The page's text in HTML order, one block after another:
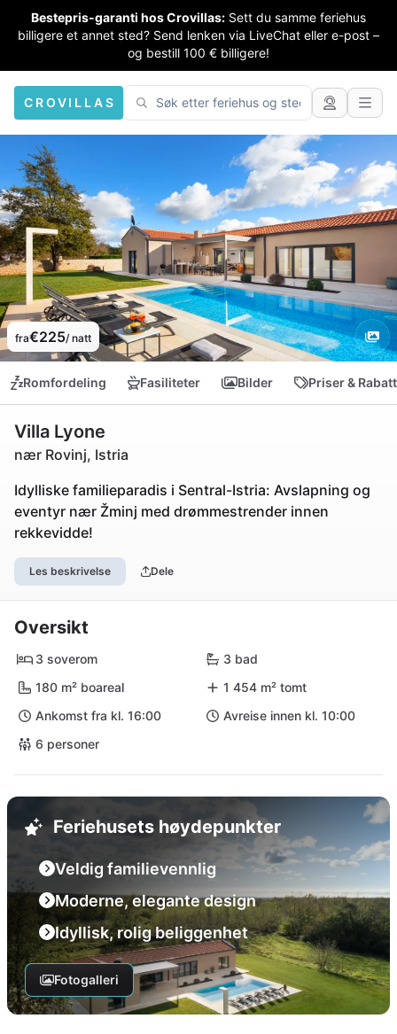
Bestepris-garanti hos Crovillas: Sett du samme feriehus
billigere et annet sted? Send lenken via LiveChat eller e-post –
og bestill 100 € billigere!
CROVILLAS
fra€225/ natt
Romfordeling Fasiliteter Bilder Priser &
Villa Lyone
nær Rovinj, Istria
Idylliske familieparadis i Sentral-Istria: Avslapning og
eventyr nær Žminj med drømmestrender innen
rekkevidde!
Les beskrivelse Dele
Oversikt
3 soverom
3 bad
180 m² boareal
1 454 m² tomt
Ankomst fra kl. 16:00
Avreise innen kl. 10:00
6 personer
Feriehusets høydepunkter
Veldig familievennlig
Moderne, elegante design
Idyllisk, rolig beliggenhet
Fotogalleri